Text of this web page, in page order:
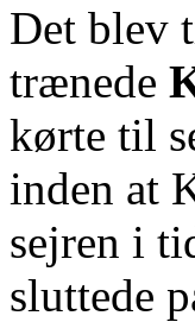
Det blev
trænede
kørte til
inden at
sejren i
sluttede